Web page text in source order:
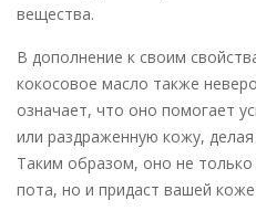
вещества.
В дополнение к своим
кокосовое масло также
означает, что оно помогает
или раздраженную кожу,
Таким образом, оно не
пота, но и придаст вашей